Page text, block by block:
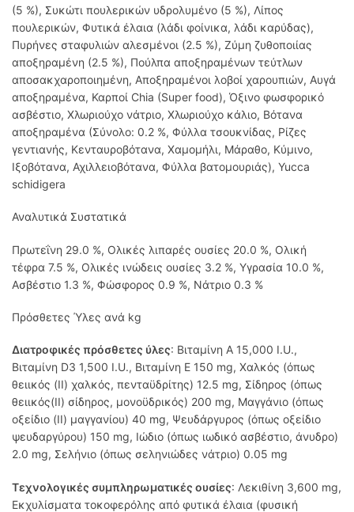
(5 %), Συκώτι πουλερικών υδρολυμένο (5 %), Λίπος
πουλερικών, Φυτικά έλαια (λάδι φοίνικα, λάδι καρύδας),
Πυρήνες σταφυλιών αλεσμένοι (2.5 %), Ζύμη ζυθοποιίας
αποξηραμένη (2.5 %), Πούλπα αποξηραμένων τεύτλων
αποσακχαροποιημένη, Αποξηραμένοι λοβοί χαρουπιών, Αυγά
αποξηραμένα, Καρποί Chia (Super food), Όξινο φωσφορικό
ασβέστιο, Χλωριούχο νάτριο, Χλωριούχο κάλιο, Βότανα
αποξηραμένα (Σύνολο: 0.2 %, Φύλλα τσουκνίδας, Ρίζες
γεντιανής, Κενταυροβότανα, Χαμομήλι, Μάραθο, Κύμινο,
Ιξοβότανα, Αχιλλειοβότανα, Φύλλα βατομουριάς), Yucca
schidigera
Αναλυτικά Συστατικά
Πρωτεΐνη 29.0 %, Ολικές λιπαρές ουσίες 20.0 %, Ολική
τέφρα 7.5 %, Ολικές ινώδεις ουσίες 3.2 %, Υγρασία 10.0 %,
Ασβέστιο 1.3 %, Φώσφορος 0.9 %, Νάτριο 0.3 %
Πρόσθετες Ύλες ανά kg
Διατροφικές πρόσθετες ύλες: Βιταμίνη A 15,000 I.U.,
Βιταμίνη D3 1,500 I.U., Βιταμίνη Ε 150 mg, Χαλκός (όπως
θειικός (ΙΙ) χαλκός, πενταϋδρίτης) 12.5 mg, Σίδηρος (όπως
θειικός(ΙΙ) σίδηρος, μονοϋδρικός) 200 mg, Μαγγάνιο (όπως
οξείδιο (ΙΙ) μαγγανίου) 40 mg, Ψευδάργυρος (όπως οξείδιο
ψευδαργύρου) 150 mg, Ιώδιο (όπως ιωδικό ασβέστιο, άνυδρο)
2.0 mg, Σελήνιο (όπως σεληνιώδες νάτριο) 0.05 mg
Τεχνολογικές συμπληρωματικές ουσίες: Λεκιθίνη 3,600 mg,
Εκχυλίσματα τοκοφερόλης από φυτικά έλαια (φυσική